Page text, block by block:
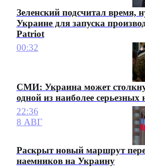
Зеленский подсчитал время,
Украине для запуска
Patriot
00:32
СМИ: Украина может
одной из наиболее серьезных
22:36
8 АВГ
Раскрыт новый маршрут
наемников на Украину